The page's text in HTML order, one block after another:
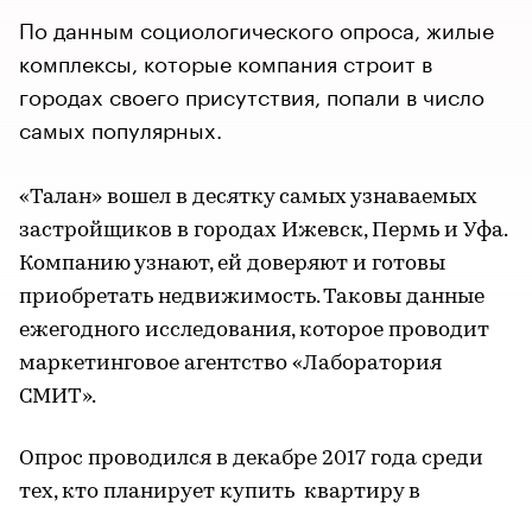
По данным социологического опроса, жилые
комплексы, которые компания строит в
городах своего присутствия, попали в число
самых популярных.
«Талан» вошел в десятку самых узнаваемых
застройщиков в городах Ижевск, Пермь и Уфа.
Компанию узнают, ей доверяют и готовы
приобретать недвижимость. Таковы данные
ежегодного исследования, которое проводит
маркетинговое агентство «Лаборатория
СМИТ».
Опрос проводился в декабре 2017 года среди
тех, кто планирует купить квартиру в